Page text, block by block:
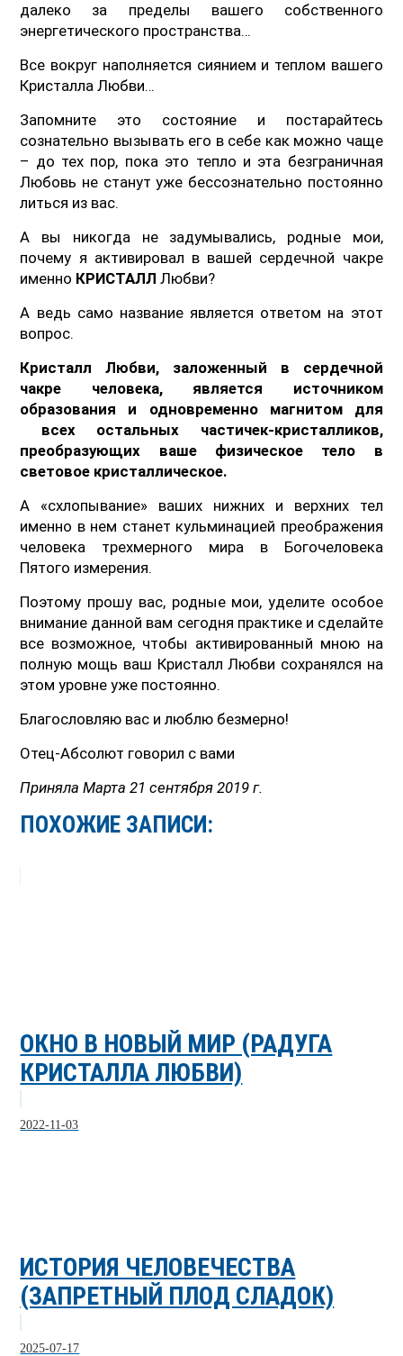
далеко за пределы вашего собственного
энергетического пространства…
Все вокруг наполняется сиянием и теплом вашего
Кристалла Любви…
Запомните это состояние и постарайтесь
сознательно вызывать его в себе как можно чаще
– до тех пор, пока это тепло и эта безграничная
Любовь не станут уже бессознательно постоянно
литься из вас.
А вы никогда не задумывались, родные мои,
почему я активировал в вашей сердечной чакре
именно КРИСТАЛЛЛюбви?
А ведь само название является ответом на этот
вопрос.
Кристалл Любви, заложенный в сердечной
чакре человека, является источником
образования и одновременно магнитом для
всех остальных частичек-кристалликов,
преобразующих ваше физическое тело в
световое кристаллическое.
А «схлопывание» ваших нижних и верхних тел
именно в нем станет кульминацией преображения
человека трехмерного мира в Богочеловека
Пятого измерения.
Поэтому прошу вас, родные мои, уделите особое
внимание данной вам сегодня практике и сделайте
все возможное, чтобы активированный мною на
полную мощь ваш Кристалл Любви сохранялся на
этом уровне уже постоянно.
Благословляю вас и люблю безмерно!
Отец-Абсолют говорил с вами
Приняла Марта 21 сентября 2019 г.
ПОХОЖИЕ ЗАПИСИ:
ОКНО В НОВЫЙ МИР (РАДУГА
КРИСТАЛЛА ЛЮБВИ)
2022-11-03
ИСТОРИЯ ЧЕЛОВЕЧЕСТВА
(ЗАПРЕТНЫЙ ПЛОД СЛАДОК)
2025-07-17